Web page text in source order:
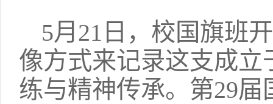
5月21日，校国旗班
像方式来记录这支成立
练与精神传承。第29